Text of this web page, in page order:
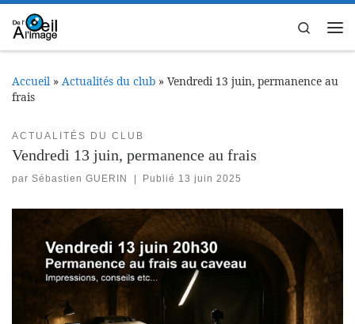
Passer au contenu
Search
Accueil » Actualités du club » Vendredi 13 juin, permanence au
frais
ACTUALITÉS DU CLUB
Vendredi 13 juin, permanence au frais
par Sébastien GUERIN Publié 13 juin 2025